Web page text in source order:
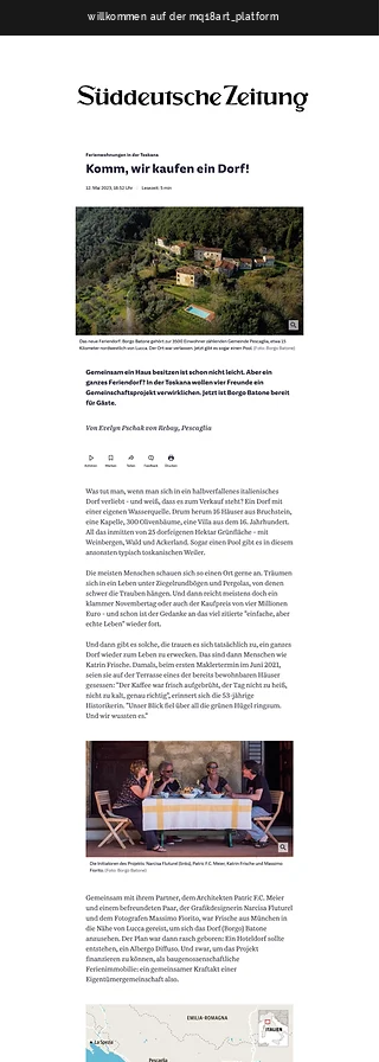
willkommen auf der mq18art_platform